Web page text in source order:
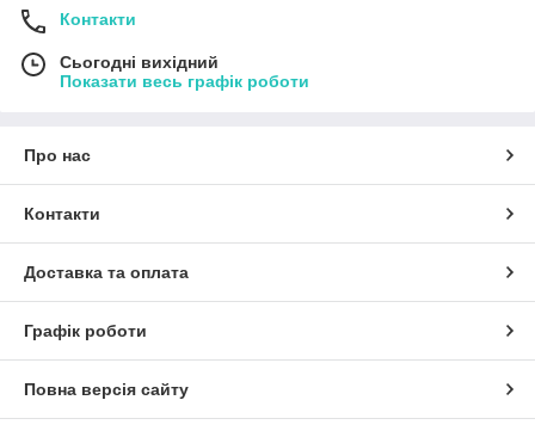
Контакти
Сьогодні вихідний
Показати весь графік роботи
Про нас
Контакти
Доставка та оплата
Графік роботи
Повна версія сайту